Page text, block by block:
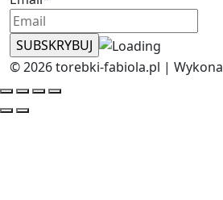
© 2026 torebki-fabiola.pl |